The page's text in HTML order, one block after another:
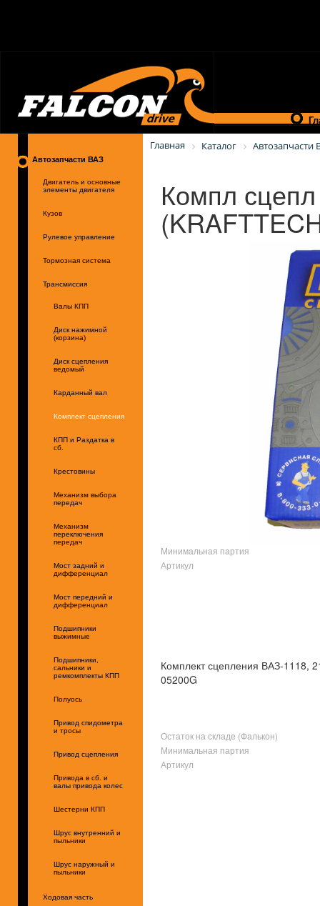
Автозапчасти ВАЗ
Двигатель и основные
элементы двигателя
Кузов
Рулевое управление
Тормозная система
Трансмиссия
Валы КПП
Диск нажимной
(корзина)
Диск сцепления
ведомый
Карданный вал
Комплект сцепления
КПП и Раздатка в
сб.
Крестовины
Механизм выбора
передач
Механизм
переключения
передач
Мост задний и
дифференциал
Мост передний и
дифференциал
Подшипники
выжимные
Подшипники,
сальники и
ремкомплекты КПП
Полуось
Привод спидометра
и тросы
Привод сцепления
Привода в сб. и
валы привода колес
Шестерни КПП
Шрус внутренний и
пыльники
Шрус наружный и
пыльники
Ходовая часть
Главная Каталог Автозапчасти
Компл
Минимальная партия
Артикул
Комплект сцепления ВАЗ-1118,
05200G
Остаток на складе (Фалькон)
Минимальная партия
Артикул